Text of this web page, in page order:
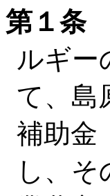
第１条
ルギー
て、島
補助金
し、